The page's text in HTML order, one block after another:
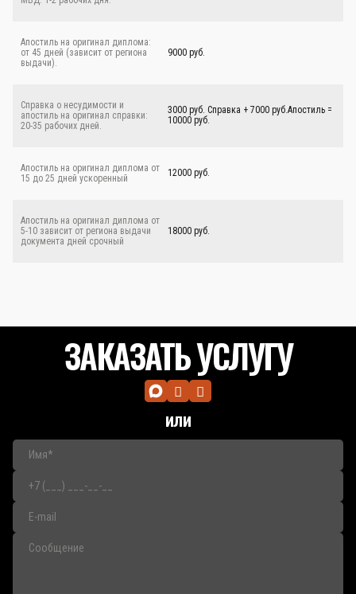
Апостиль на оригинал диплома:
от 45 дней (зависит от региона
выдачи).
9000 руб.
Справка о несудимости и
апостиль на оригинал справки:
20-35 рабочих дней.
3000 руб. Справка + 7000 руб.Апостиль =
10000 руб.
Апостиль на оригинал диплома от
15 до 25 дней ускоренный
12000 руб.
Апостиль на оригинал диплома от
5-10 зависит от региона выдачи
документа дней срочный
18000 руб.
ЗАКАЗАТЬ УСЛУГУ
или